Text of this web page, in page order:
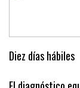
Diez días hábiles